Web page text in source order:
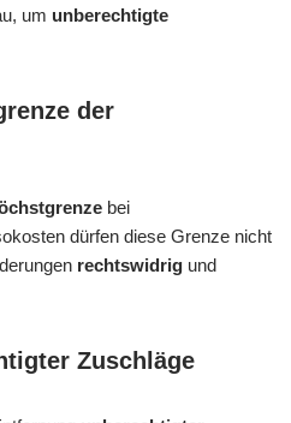
um unberechtigte
der
bei
dürfen diese Grenze nicht
rechtswidrig und
Zuschläge